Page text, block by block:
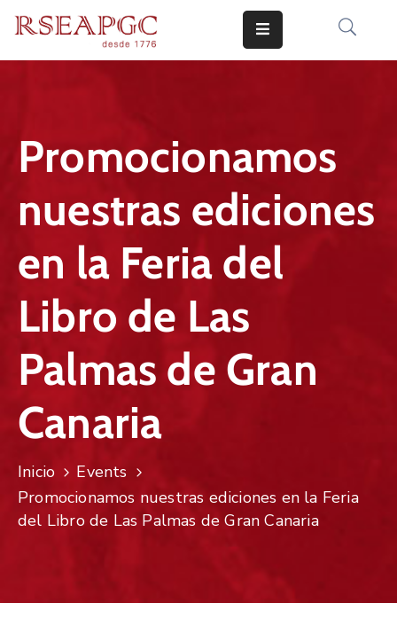
COMUNICADOS
CONOCERNOS
CONTACTO
Promocionamos
nuestras ediciones
en la Feria del
Libro de Las
Palmas de Gran
Canaria
Inicio
Events
Promocionamos nuestras ediciones en la Feria
del Libro de Las Palmas de Gran Canaria